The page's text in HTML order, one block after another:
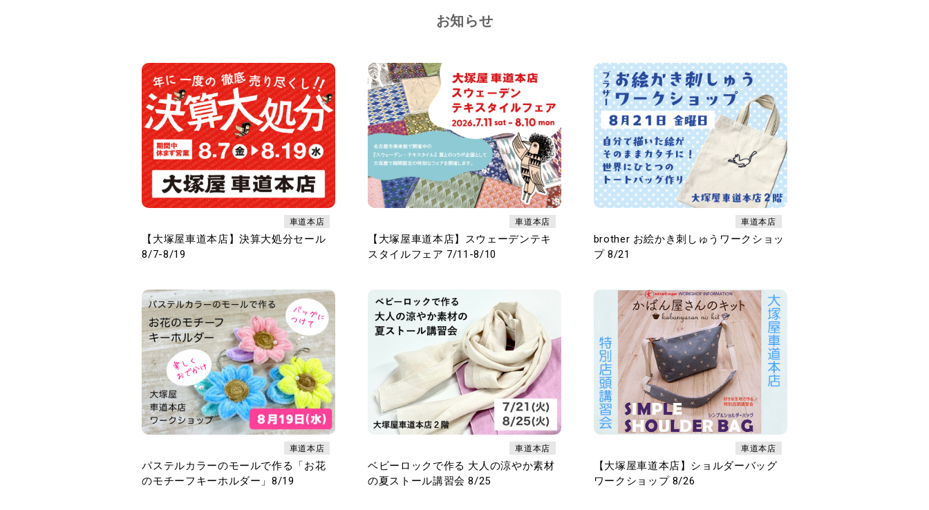
お知らせ
車道本店
【大塚屋車道本店】決算大処分セール
8/7-8/19
車道本店
【大塚屋車道本店】スウェーデンテキ
スタイルフェア 7/11-8/10
車道本店
brother お絵かき刺しゅうワークショッ
プ 8/21
車道本店
パステルカラーのモールで作る「お花
のモチーフキーホルダー」8/19
車道本店
ベビーロックで作る 大人の涼やか素材
の夏ストール講習会 8/25
車道本店
【大塚屋車道本店】ショルダーバッグ
ワークショップ 8/26